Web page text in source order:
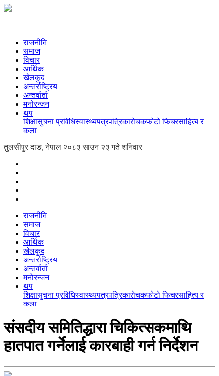
राजनीति
समाज
विचार
आर्थिक
खेलकुद
अन्तर्राष्ट्रिय
अन्तर्वार्ता
मनोरन्जन
थप
शिक्षासुचना प्रविधिस्वास्थ्यपत्रपत्रिकारोचकफोटो फिचरसाहित्य र
कला
तुलसीपुर दाङ, नेपाल २०८३ साउन २३ गते शनिवार
राजनीति
समाज
विचार
आर्थिक
खेलकुद
अन्तर्राष्ट्रिय
अन्तर्वार्ता
मनोरन्जन
थप
शिक्षासुचना प्रविधिस्वास्थ्यपत्रपत्रिकारोचकफोटो फिचरसाहित्य र
कला
संसदीय समितिद्धारा चिकित्सकमाथि
हातपात गर्नेलाई कारबाही गर्न निर्देशन